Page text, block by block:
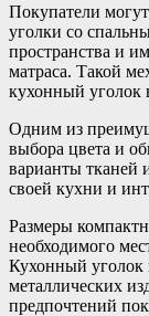
Покупатели
уголки со
пространства и
матраса. Такой
кухонный уголок
Одним из
выбора цвета и
варианты тканей
своей кухни и
Размеры
необходимого
Кухонный уголок
металлических
предпочтений